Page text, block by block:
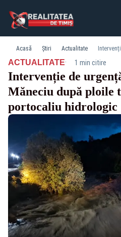
Acasă Știri Actualitate
ACTUALITATE· 1 min citire
Intervenție de
Măneciu după ploile
portocaliu hidrologic